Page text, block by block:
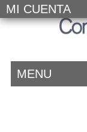
MI CUENTA
MENU